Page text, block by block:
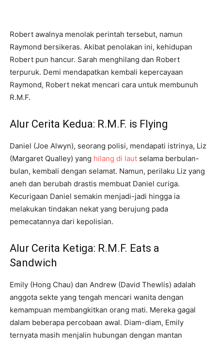
Robert awalnya menolak perintah tersebut, namun
Raymond bersikeras. Akibat penolakan ini, kehidupan
Robert pun hancur. Sarah menghilang dan Robert
terpuruk. Demi mendapatkan kembali kepercayaan
Raymond, Robert nekat mencari cara untuk membunuh
R.M.F.
Alur Cerita Kedua: R.M.F. is Flying
Daniel (Joe Alwyn), seorang polisi, mendapati istrinya, Liz
(Margaret Qualley) yang hilang di laut selama berbulan-
bulan, kembali dengan selamat. Namun, perilaku Liz yang
aneh dan berubah drastis membuat Daniel curiga.
Kecurigaan Daniel semakin menjadi-jadi hingga ia
melakukan tindakan nekat yang berujung pada
pemecatannya dari kepolisian.
Alur Cerita Ketiga: R.M.F. Eats a
Sandwich
Emily (Hong Chau) dan Andrew (David Thewlis) adalah
anggota sekte yang tengah mencari wanita dengan
kemampuan membangkitkan orang mati. Mereka gagal
dalam beberapa percobaan awal. Diam-diam, Emily
ternyata masih menjalin hubungan dengan mantan